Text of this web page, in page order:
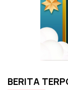
BERITA